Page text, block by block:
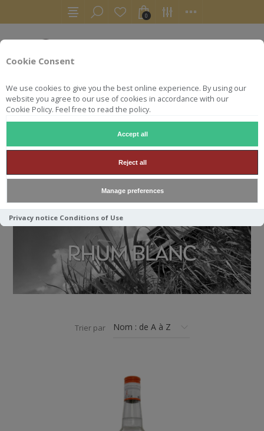
Cookie Consent
We use cookies to give you the best online experience. By using our
website you agree to our use of cookies in accordance with our
Cookie Policy. Feel free to read the policy.
Accept all
Reject all
Manage preferences
Privacy notice Conditions of Use
0
ACCUEIL RHUM BLANC
RHUM BLANC
Trier par